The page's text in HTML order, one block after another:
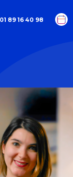
01 89 16 40 98